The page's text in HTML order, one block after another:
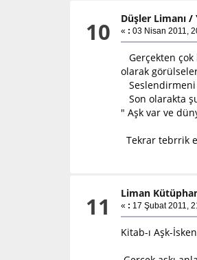
10 Düşler Limanı /
« : 03 Nisan 2011,
Gerçekten çok
olarak
Son olarakta
" Aşk var ve
Tekrar tebrrik
11 Liman
« : 17 Şubat 2011,
Kitab-ı Aşk-